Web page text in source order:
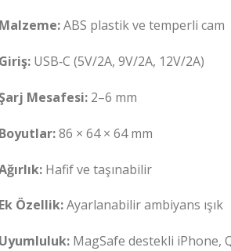
ABS plastik ve temperli cam
USB‑C (5V/2A, 9V/2A, 12V/2A)
Mesafesi: 2–6 mm
86 × 64 × 64 mm
Hafif ve taşınabilir
Özellik:Ayarlanabilir ambiyans ışık
MagSafe destekli iPhone,